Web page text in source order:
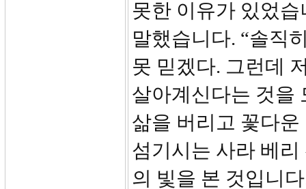
못한 이유가 있었
말했습니다. “솔직
못 믿겠다. 그런데
살아계신다는 것을
삶을 버리고 꽃다
섬기시는 사라 베
의 빛을 본 것입니